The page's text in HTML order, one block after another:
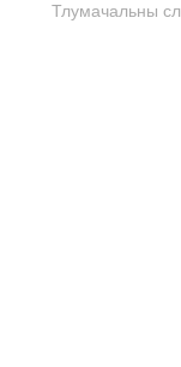
Тлумачальны